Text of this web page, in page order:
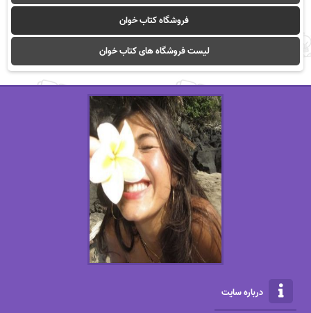
فروشگاه کتاب خوان
لیست فروشگاه های کتاب خوان
درباره سایت